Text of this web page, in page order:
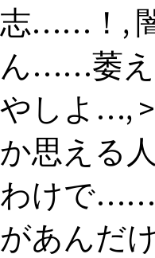
志……！,
ん……萎え
やしよ…,
か思える
わけで……
があんだ